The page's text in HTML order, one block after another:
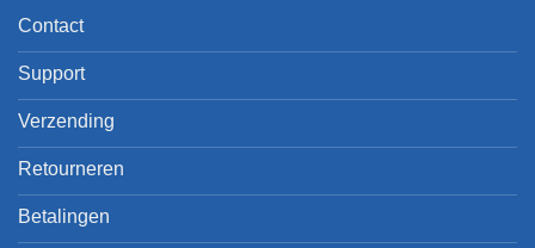
Contact
Support
Verzending
Retourneren
Betalingen